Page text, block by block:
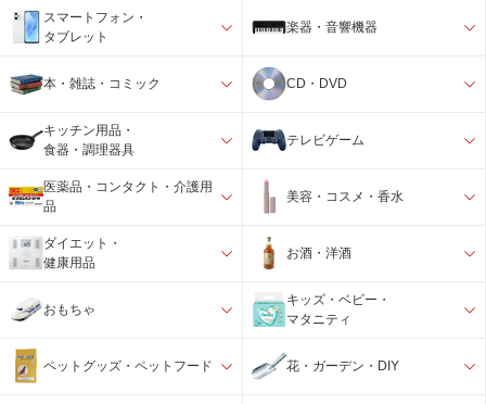
スマートフォン・
タブレット
楽器・音響機器
本・雑誌・コミック CD・DVD
キッチン用品・
食器・調理器具
テレビゲーム
医薬品・コンタクト・介護用
品
美容・コスメ・香水
ダイエット・
健康用品
お酒・洋酒
おもちゃ
キッズ・ベビー・
マタニティ
ペットグッズ・ペットフード 花・ガーデン・DIY